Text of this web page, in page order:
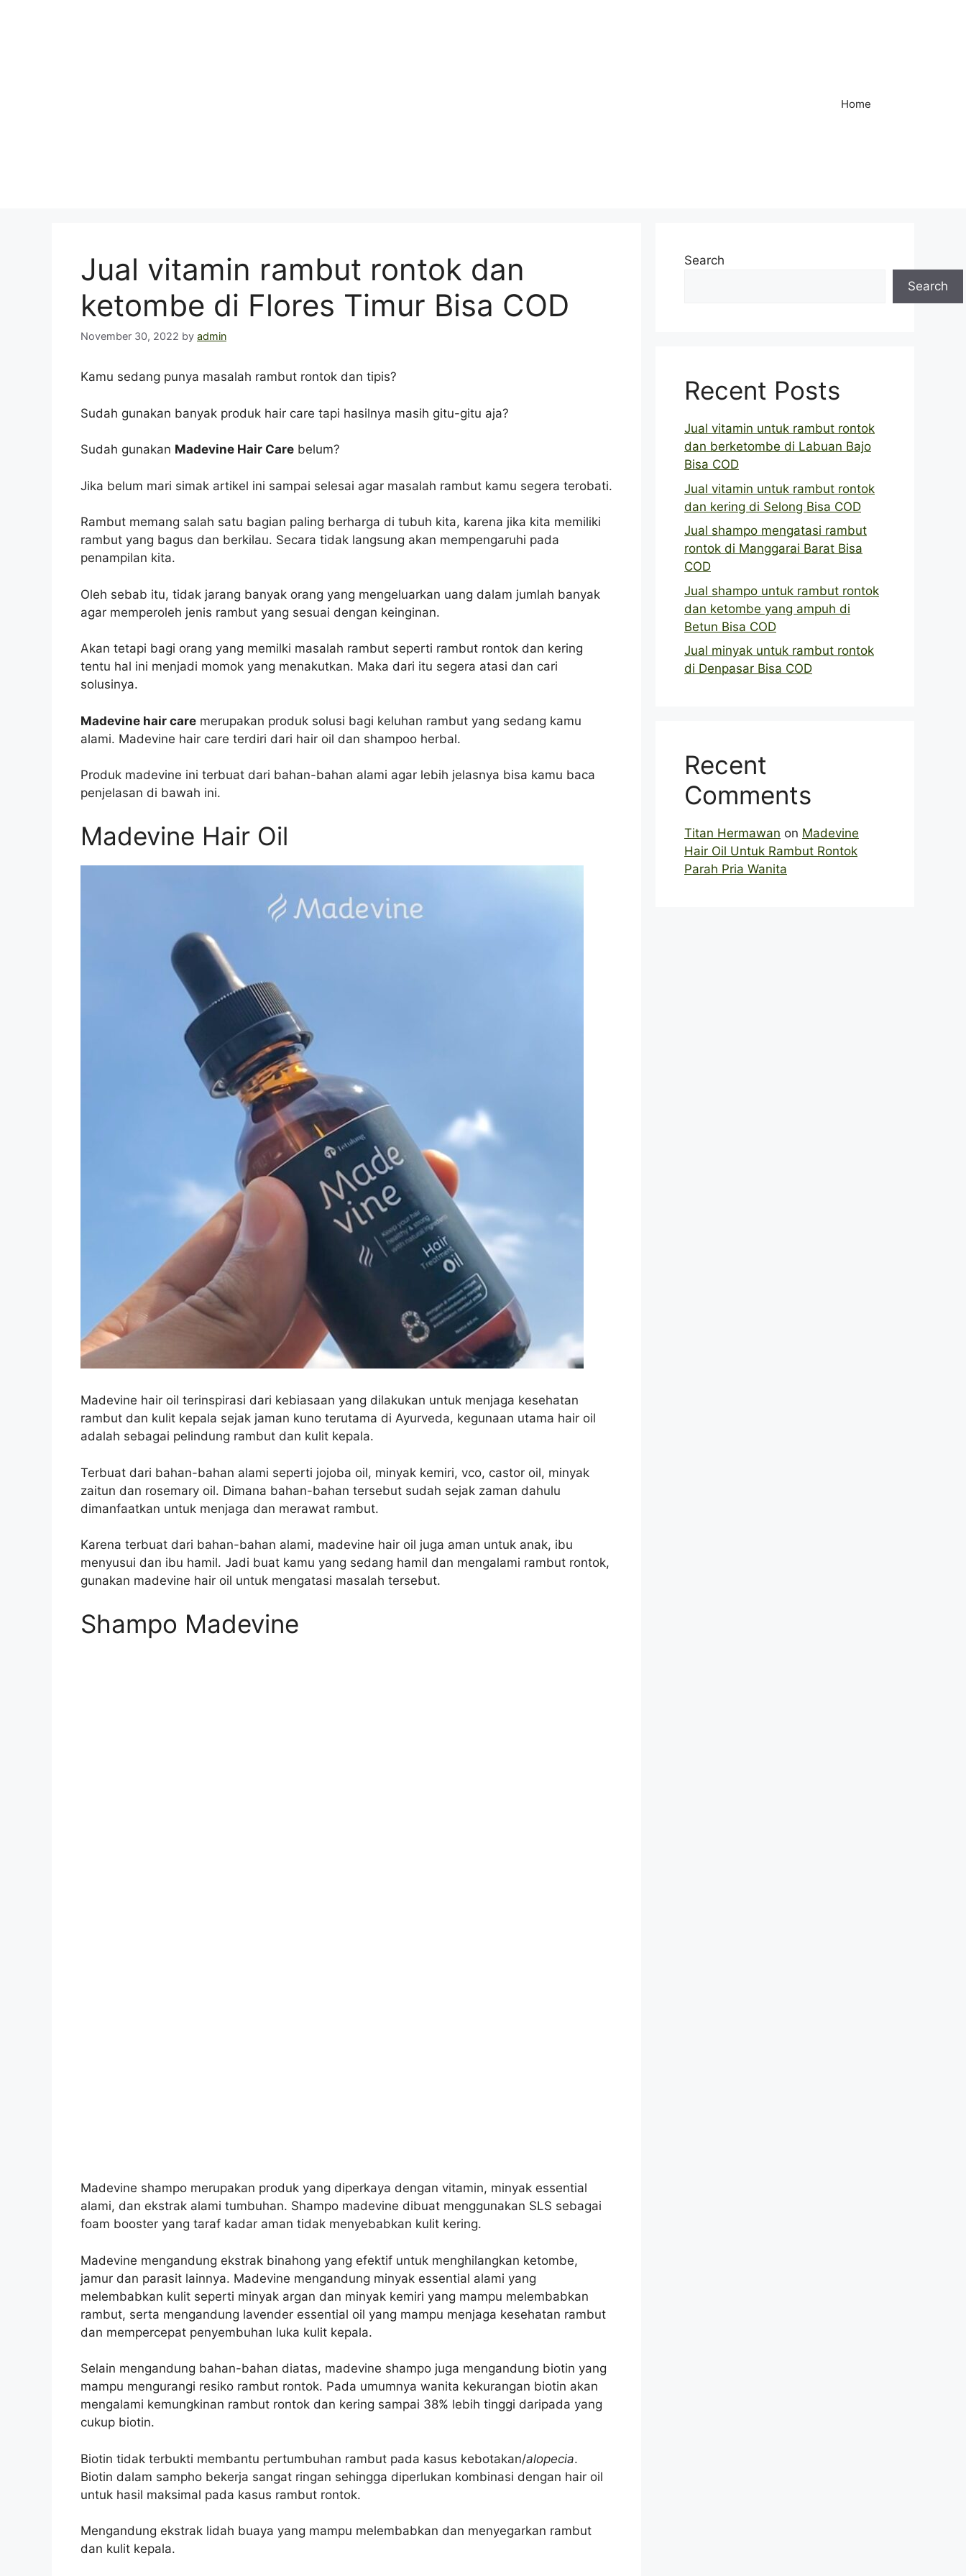
Home
Jual vitamin rambut rontok dan
ketombe di Flores Timur Bisa COD
November 30, 2022 by admin
Kamu sedang punya masalah rambut rontok dan tipis?
Sudah gunakan banyak produk hair care tapi hasilnya masih gitu-gitu aja?
Sudah gunakan Madevine Hair Care belum?
Jika belum mari simak artikel ini sampai selesai agar masalah rambut kamu segera terobati.
Rambut memang salah satu bagian paling berharga di tubuh kita, karena jika kita memiliki
rambut yang bagus dan berkilau. Secara tidak langsung akan mempengaruhi pada
penampilan kita.
Oleh sebab itu, tidak jarang banyak orang yang mengeluarkan uang dalam jumlah banyak
agar memperoleh jenis rambut yang sesuai dengan keinginan.
Akan tetapi bagi orang yang memilki masalah rambut seperti rambut rontok dan kering
tentu hal ini menjadi momok yang menakutkan. Maka dari itu segera atasi dan cari
solusinya.
Madevine hair care merupakan produk solusi bagi keluhan rambut yang sedang kamu
alami. Madevine hair care terdiri dari hair oil dan shampoo herbal.
Produk madevine ini terbuat dari bahan-bahan alami agar lebih jelasnya bisa kamu baca
penjelasan di bawah ini.
Madevine Hair Oil
Madevine hair oil terinspirasi dari kebiasaan yang dilakukan untuk menjaga kesehatan
rambut dan kulit kepala sejak jaman kuno terutama di Ayurveda, kegunaan utama hair oil
adalah sebagai pelindung rambut dan kulit kepala.
Terbuat dari bahan-bahan alami seperti jojoba oil, minyak kemiri, vco, castor oil, minyak
zaitun dan rosemary oil. Dimana bahan-bahan tersebut sudah sejak zaman dahulu
dimanfaatkan untuk menjaga dan merawat rambut.
Karena terbuat dari bahan-bahan alami, madevine hair oil juga aman untuk anak, ibu
menyusui dan ibu hamil. Jadi buat kamu yang sedang hamil dan mengalami rambut rontok,
gunakan madevine hair oil untuk mengatasi masalah tersebut.
Shampo Madevine
Madevine shampo merupakan produk yang diperkaya dengan vitamin, minyak essential
alami, dan ekstrak alami tumbuhan. Shampo madevine dibuat menggunakan SLS sebagai
foam booster yang taraf kadar aman tidak menyebabkan kulit kering.
Madevine mengandung ekstrak binahong yang efektif untuk menghilangkan ketombe,
jamur dan parasit lainnya. Madevine mengandung minyak essential alami yang
melembabkan kulit seperti minyak argan dan minyak kemiri yang mampu melembabkan
rambut, serta mengandung lavender essential oil yang mampu menjaga kesehatan rambut
dan mempercepat penyembuhan luka kulit kepala.
Selain mengandung bahan-bahan diatas, madevine shampo juga mengandung biotin yang
mampu mengurangi resiko rambut rontok. Pada umumnya wanita kekurangan biotin akan
mengalami kemungkinan rambut rontok dan kering sampai 38% lebih tinggi daripada yang
cukup biotin.
Biotin tidak terbukti membantu pertumbuhan rambut pada kasus kebotakan/alopecia.
Biotin dalam sampho bekerja sangat ringan sehingga diperlukan kombinasi dengan hair oil
untuk hasil maksimal pada kasus rambut rontok.
Mengandung ekstrak lidah buaya yang mampu melembabkan dan menyegarkan rambut
dan kulit kepala.
Search
Search
Recent Posts
Jual vitamin untuk rambut rontok
dan berketombe di Labuan Bajo
Bisa COD
Jual vitamin untuk rambut rontok
dan kering di Selong Bisa COD
Jual shampo mengatasi rambut
rontok di Manggarai Barat Bisa
COD
Jual shampo untuk rambut rontok
dan ketombe yang ampuh di
Betun Bisa COD
Jual minyak untuk rambut rontok
di Denpasar Bisa COD
Recent
Comments
Titan Hermawan on Madevine
Hair Oil Untuk Rambut Rontok
Parah Pria Wanita